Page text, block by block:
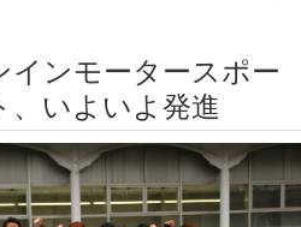
インモータースポー
、いよいよ発進